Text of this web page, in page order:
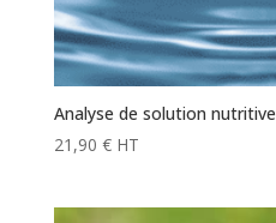
Analyse de solution nutritive
21,90 € HT